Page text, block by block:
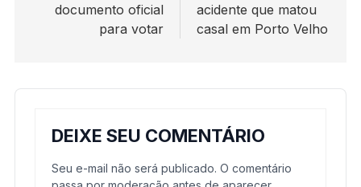
documento oficial
para votar
acidente que matou
casal em Porto Velho
DEIXE SEU COMENTÁRIO
Seu e-mail não será publicado. O comentário